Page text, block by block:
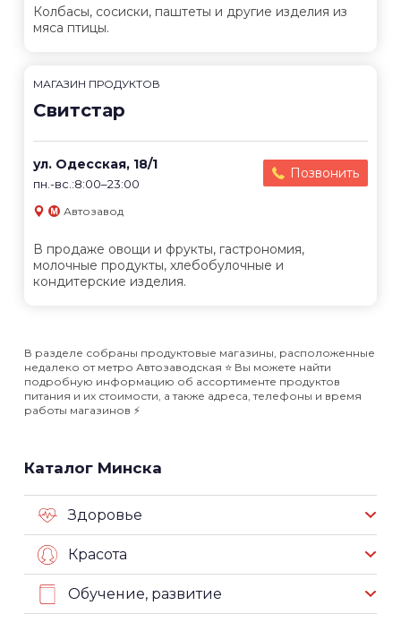
Колбасы, сосиски, паштеты и другие изделия из
мяса птицы.
МАГАЗИН ПРОДУКТОВ
Свитстар
ул. Одесская, 18/1
пн.-вс.:8:00–23:00
Позвонить
Автозавод
В продаже овощи и фрукты, гастрономия,
молочные продукты, хлебобулочные и
кондитерские изделия.
В разделе собраны продуктовые магазины, расположенные
недалеко от метро Автозаводская ⭐️ Вы можете найти
подробную информацию об ассортименте продуктов
питания и их стоимости, а также адреса, телефоны и время
работы магазинов ⚡️
Каталог Минска
Здоровье
Красота
Обучение, развитие